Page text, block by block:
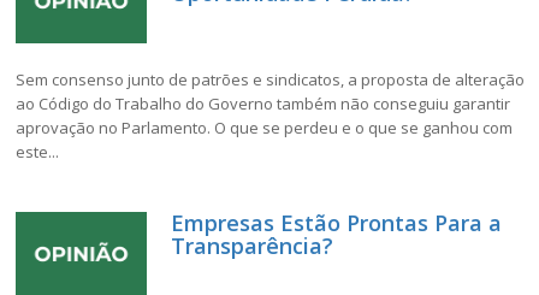
Sem consenso junto de patrões e sindicatos, a proposta de alteração
ao Código do Trabalho do Governo também não conseguiu garantir
aprovação no Parlamento. O que se perdeu e o que se ganhou com
este...
Empresas Estão Prontas Para a
Transparência?